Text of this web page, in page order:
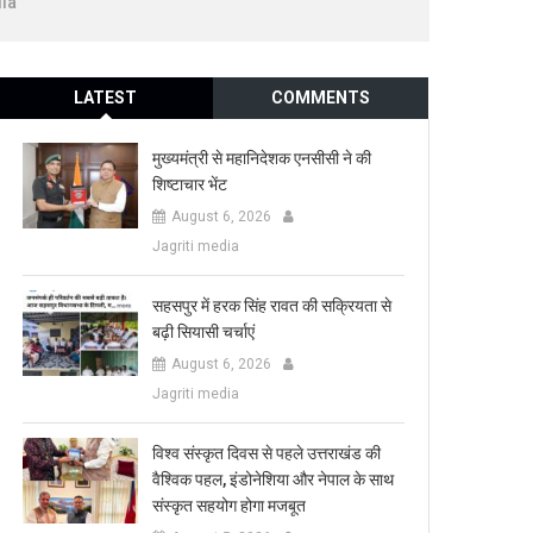
LATEST COMMENTS
मुख्यमंत्री से महानिदेशक एनसीसी ने की
शिष्टाचार भेंट
August 6, 2026
Jagriti media
सहसपुर में हरक सिंह रावत की सक्रियता से
बढ़ी सियासी चर्चाएं
August 6, 2026
Jagriti media
विश्व संस्कृत दिवस से पहले उत्तराखंड की
वैश्विक पहल, इंडोनेशिया और नेपाल के साथ
संस्कृत सहयोग होगा मजबूत